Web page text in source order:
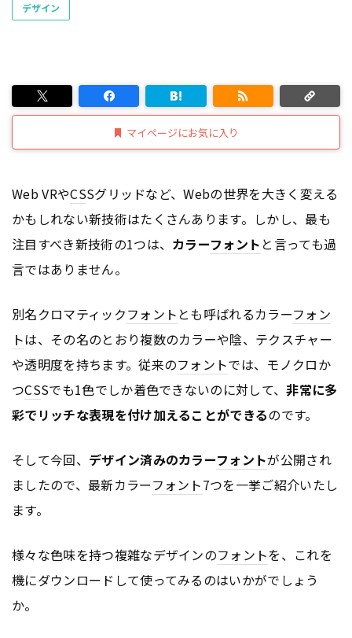
デザイン
マイページにお気に入り
Web VRやCSSグリッドなど、Webの世界を大きく変える
かもしれない新技術はたくさんあります。しかし、最も
注目すべき新技術の1つは、 カラーフォント と言っても過
言ではありません。
別名クロマティックフォント とも呼ばれるカラーフォン
トは、その名のとおり複数のカラーや陰、テクスチャー
や透明度を持ちます。従来のフォントでは、モノクロか
つCSSでも1色でしか着色できないのに対して、非常に多
彩でリッチな表現を付け加えることができるのです。
そして今回、 デザイン済みのカラーフォントが公開され
ましたので、最新カラーフォント7つを一挙ご紹介いたし
ます。
様々な色味を持つ複雑なデザインのフォントを、これを
機にダウンロードして使ってみるのはいかがでしょう
か。